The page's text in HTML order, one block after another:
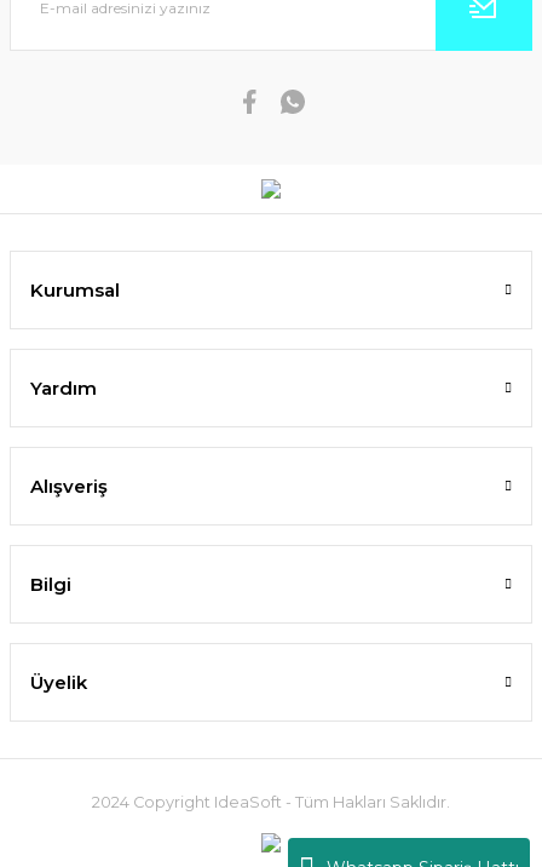
Kurumsal
Yardım
Alışveriş
Bilgi
Üyelik
2024 Copyright IdeaSoft - Tüm Hakları Saklıdır.